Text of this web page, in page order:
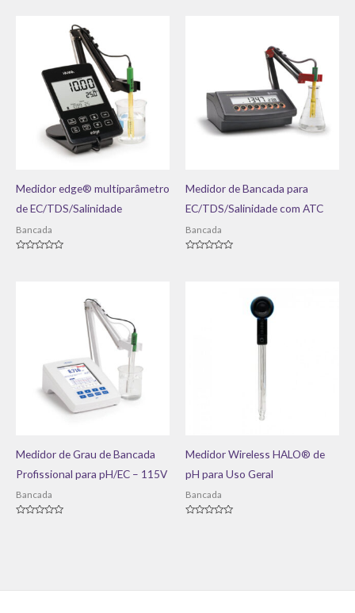
Medidor edge® multiparâmetro
de EC/TDS/Salinidade
Bancada
Medidor de Bancada para
EC/TDS/Salinidade com ATC
Bancada
Medidor de Grau de Bancada
Profissional para pH/EC – 115V
Bancada
Medidor Wireless HALO® de
pH para Uso Geral
Bancada